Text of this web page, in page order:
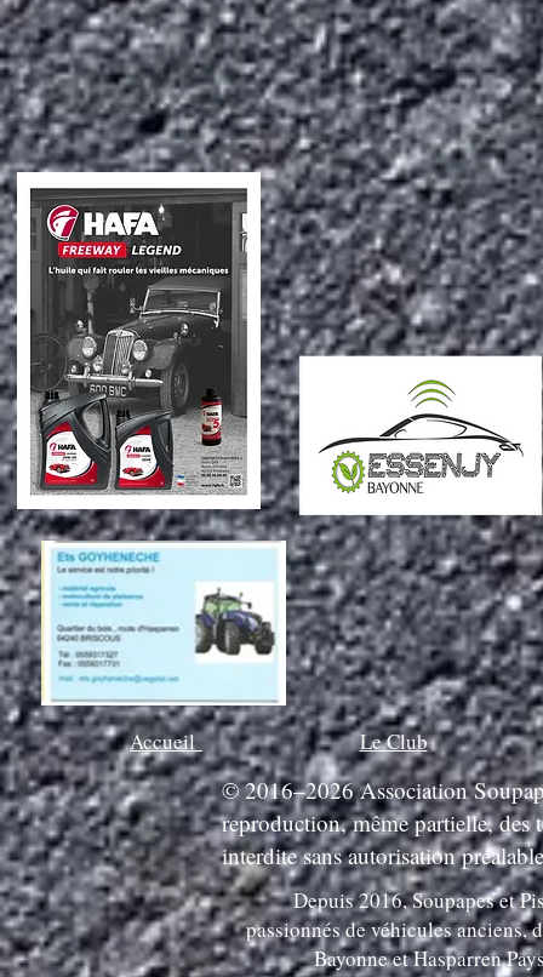
Accueil Le Club
© 2016–2026 Association
reproduction, même partielle, des
interdite sans autorisation
Depuis 2016, Soupapes et
passionnés de véhicules anciens,
Bayonne et Hasparren